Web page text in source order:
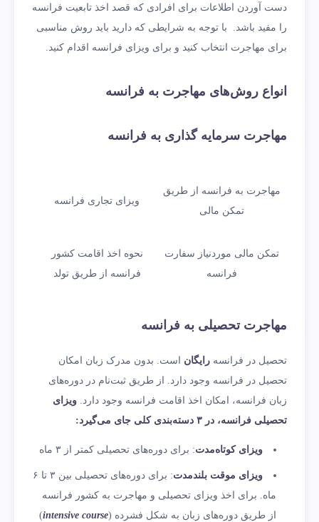
دست آوردن اطلاعات برای افرادی که قصد اخذ تابعیت فرانسه
را مفید باشد. با توجه به شرایطی که دارید باید روش مناسبی
برای مهاجرت انتخاب کنید و برای ویزای فرانسه اقدام کنید.
انواع روش‌های مهاجرت به فرانسه
مهاجرت سرمایه‌ گذاری به فرانسه
مهاجرت به فرانسه از طریق
تمکن مالی
ویزای تجاری فرانسه
تمکن مالی موردنیاز سفارت
فرانسه
نحوه اخذ اقامت کشور
فرانسه از طریق تولد
مهاجرت تحصیلی به فرانسه
تحصیل در فرانسه رایگان
است. بدون مدرک زبان امکان
تحصیل در فرانسه وجود دارد. از طریق ثبت‌نام در دوره‌های
زبان فرانسه، امکان اخذ اقامت فرانسه وجود دارد. ویزای
تحصیلی فرانسه، در ۳ دسته‌بندی کلی جای می‌گیرد:
ویزای کوتاه‌مدت: برای دوره‌های تحصیلی کمتر از ۳ ماه
ویزای موقت بلندمدت
: برای دوره‌های تحصیلی بین ۳ تا ۶
ماه. برای اخذ ویزای تحصیلی و مهاجرت به کشور فرانسه
از طریق دوره‌های زبان به شکل فشرده (intensive course
)